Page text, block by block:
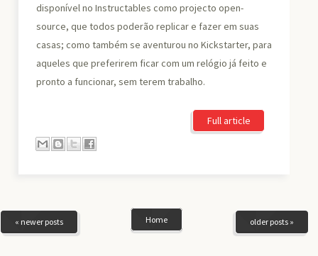
disponível no Instructables como projecto open-
source, que todos poderão replicar e fazer em suas
casas; como também se aventurou no Kickstarter, para
aqueles que preferirem ficar com um relógio já feito e
pronto a funcionar, sem terem trabalho.
Full article
« newer posts older posts »
Home